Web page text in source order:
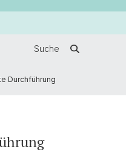
Suche
Durchführung